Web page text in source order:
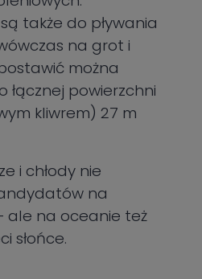
także do pływania
na grot i
można
łącznej powierzchni
kliwrem) 27 m
i chłody nie
na
na oceanie też
słońce.